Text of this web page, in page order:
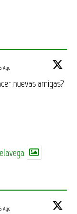
6 Ago
nuevas amigas?
6 Ago